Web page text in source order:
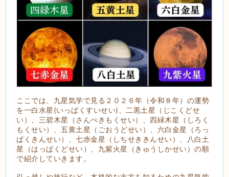
ここでは、九星気学で見る２０２６年（令和８年）の運勢
を一白水星(いっぱくすいせい)、二黒土星（じこくどせ
い）、三碧木星（さんぺきもくせい）、四緑木星（しろく
もくせい）、五黄土星（ごおうどせい）、六白金星（ろっ
ぱくきんせい）、七赤金星（しちせききんせい）、八白土
星（はっぱくどせい）、九紫火星（きゅうしかせい）の順
で紹介していきます。